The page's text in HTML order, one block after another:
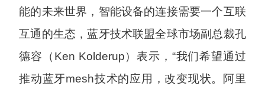
能的未来世界，智能设备的连接需要一个互联
互通的生态，蓝牙技术联盟全球市场副总裁孔
德容（Ken Kolderup）表示，“我们希望通过
推动蓝牙mesh技术的应用，改变现状。阿里